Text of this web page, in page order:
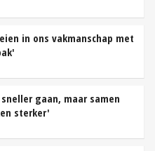
in ons vakmanschap met
gaan, maar samen
sterker'